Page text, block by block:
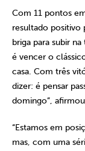
Com 11 pontos
resultado positivo
briga para subir
é vencer o
casa. Com três
dizer: é pensar
domingo”,
“Estamos em
mas, com uma